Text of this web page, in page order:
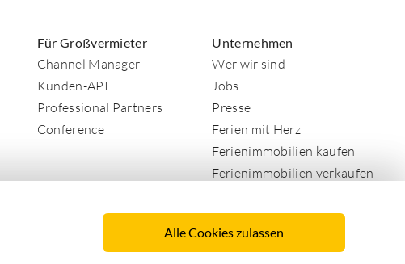
Für Großvermieter
Channel Manager
Kunden-API
Professional Partners
Conference
Unternehmen
Wer wir sind
Jobs
Presse
Ferien mit Herz
Ferienimmobilien kaufen
Ferienimmobilien verkaufen
Datenschutz
Impressum
Alle Cookies zulassen